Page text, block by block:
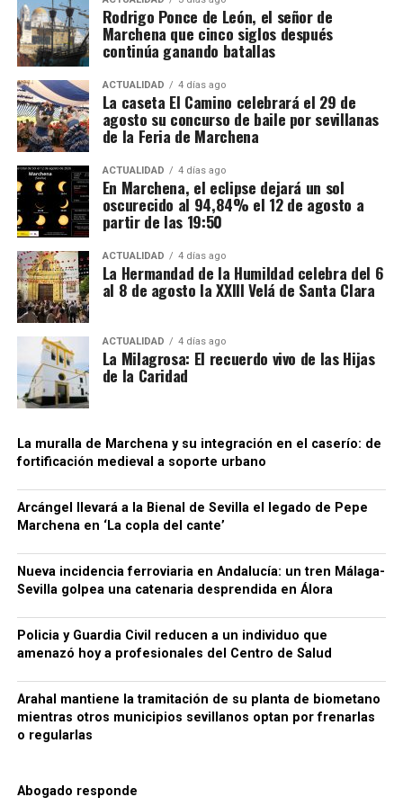
Mientras unos sectores eran demolidos por
considerarse obstáculos para el desarrollo urbano,
otros quedaban incorporados a las nuevas
construcciones.
Precisamente esa incorporación parece haber
contribuido a la conservación de algunos tramos.
Bellido considera que buena parte del recinto ha
sobrevivido porque quedó integrado en el
urbanismo posterior.
Una cuestión pendiente: medir
las diferencias de cota
El estudio arqueológico de Bellido confirma que la
topografía desempeñó un papel importante desde la
construcción inicial de la fortificación. También
demuestra la existencia de rellenos, niveles de
embargo, no existe en los trabajos consultados una
El mecanismo investigado aprovechaba el régimen
fiscal aplicable a este tipo de mercancías. Las
bebidas eran introducidas mediante empresas que la
investigación denomina “introductoras” y circulaban
en determinadas fases bajo un régimen suspensivo
de IVA e impuestos especiales. Después se sucedían
transmisiones de la mercancía entre diferentes
sociedades instrumentales dentro de los depósitos
fiscales.
El supuesto fraude se produciría cuando intervenían
sociedades que no ingresaban las cuotas de IVA
correspondientes antes de que el producto llegase
finalmente a las empresas distribuidoras. Al reducir
artificialmente la carga fiscal, estas últimas podían
colocar las bebidas en el mercado a precios
notablemente inferiores a los de competidores que
sí cumplían con sus obligaciones tributarias. La
procedimiento generaba también una situación de
competencia desleal dentro del sector.
Para dificultar el seguimiento de las operaciones, la
organización habría empleado además sociedades
instrumentales, testaferros y facturas falsas,
siempre según la investigación policial y tributaria.
Conviene mantener esta precisión: los hechos se
encuentran todavía dentro de un procedimiento
judicial y las personas investigadas conservan su
presunción de inocencia mientras no exista una
resolución judicial firme.
66.000 euros, relojes de lujo y bienes
La actuación policial ha permitido bloquear 35
Rodrigo Ponce de León, el señor de
Marchena que cinco siglos después
continúa ganando batallas
ACTUALIDAD 4 días ago
La caseta El Camino celebrará el 29 de
agosto su concurso de baile por sevillanas
de la Feria de Marchena
ACTUALIDAD 4 días ago
En Marchena, el eclipse dejará un sol
oscurecido al 94,84% el 12 de agosto a
partir de las 19:50
ACTUALIDAD 4 días ago
La Hermandad de la Humildad celebra del 6
al 8 de agosto la XXIII Velá de Santa Clara
ACTUALIDAD 4 días ago
La Milagrosa: El recuerdo vivo de las Hijas
de la Caridad
La muralla de Marchena y su integración en el caserío: de
fortificación medieval a soporte urbano
Arcángel llevará a la Bienal de Sevilla el legado de Pepe
Marchena en ‘La copla del cante’
Nueva incidencia ferroviaria en Andalucía: un tren Málaga-
Sevilla golpea una catenaria desprendida en Álora
Policia y Guardia Civil reducen a un individuo que
amenazó hoy a profesionales del Centro de Salud
Arahal mantiene la tramitación de su planta de biometano
mientras otros municipios sevillanos optan por frenarlas
o regularlas
Abogado responde